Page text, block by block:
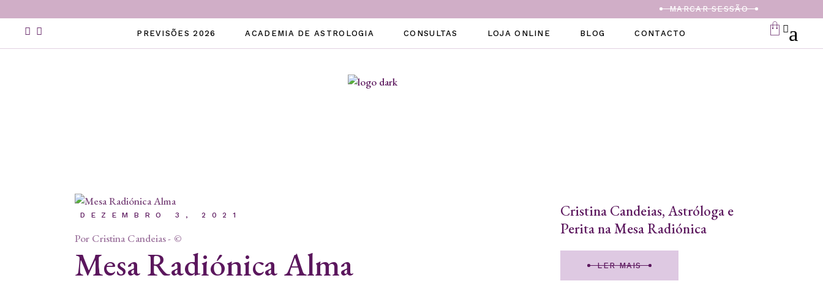
content
MARCAR SESSÃO
PREVISÕES 2026 ACADEMIA DE ASTROLOGIA CONSULTAS LOJA ONLINE BLOG CONTACTO
DEZEMBRO 3, 2021
Por Cristina Candeias ©
Mesa Radiónica Alma
Cristina Candeias, Astróloga e
Perita na Mesa Radiónica
LER MAIS